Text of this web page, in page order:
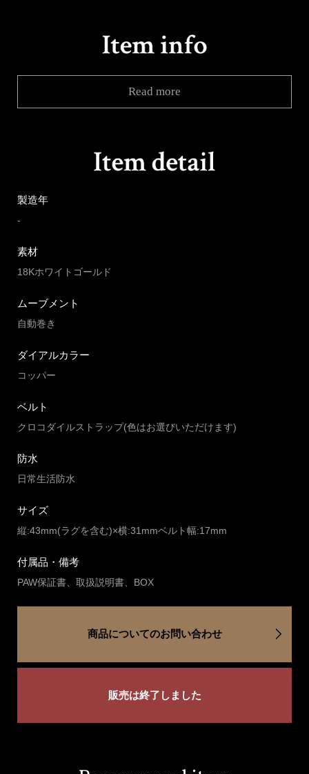
Read more
製造年
-
素材
18Kホワイトゴールド
ムーブメント
自動巻き
ダイアルカラー
コッパー
ベルト
クロコダイルストラップ(色はお選びいただけます)
防水
日常生活防水
サイズ
縦:43mm(ラグを含む)×横:31mmベルト幅:17mm
付属品・備考
PAW保証書、取扱説明書、BOX
商品についてのお問い合わせ
販売は終了しました